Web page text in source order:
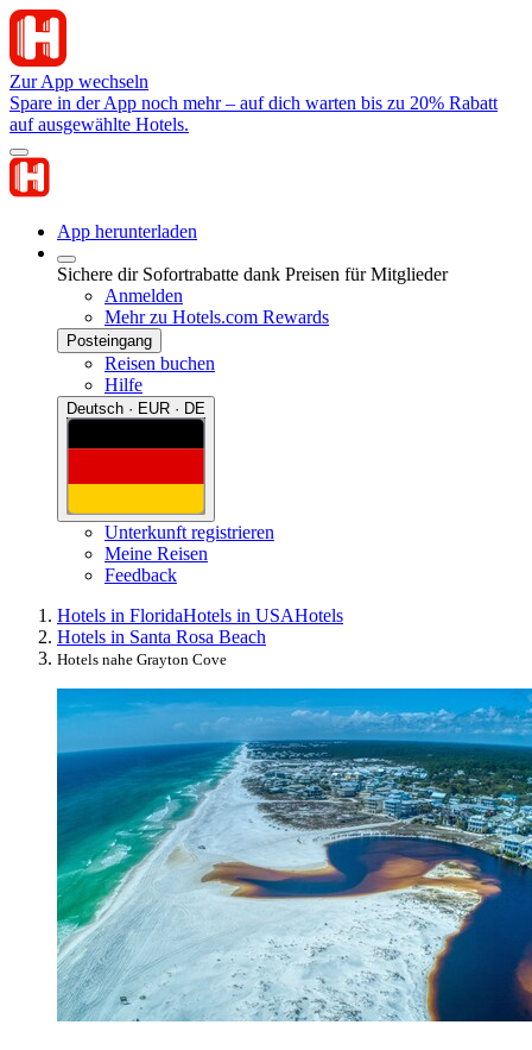
Zur App wechseln
Spare in der App noch mehr – auf dich warten bis zu 20% Rabatt
auf ausgewählte Hotels.
App herunterladen
Sichere dir Sofortrabatte dank Preisen für Mitglieder
Anmelden
Mehr zu Hotels.com Rewards
Posteingang
Reisen buchen
Hilfe
Deutsch · EUR · DE
Unterkunft registrieren
Meine Reisen
Feedback
Hotels in FloridaHotels in USAHotels
Hotels in Santa Rosa Beach
Hotels nahe Grayton Cove